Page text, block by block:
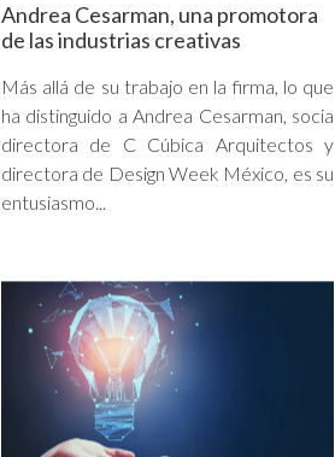
Andrea Cesarman, una promotora
de las industrias creativas
Más allá de su trabajo en la firma, lo que
ha distinguido a Andrea Cesarman, socia
directora de C Cúbica Arquitectos y
directora de Design Week México, es su
entusiasmo...